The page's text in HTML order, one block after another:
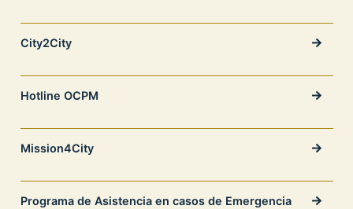
City2City
Hotline OCPM
Mission4City
Programa de Asistencia en casos de Emergencia